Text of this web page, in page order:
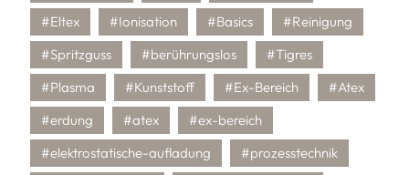
#Eltex #Ionisation #Basics
#Reinigung
#Spritzguss
#berührungslos
#Tigres
#Plasma
#Kunststoff #Ex-Bereich
#Atex
#erdung
#atex
#ex-bereich
#elektrostatische-aufladung
#prozesstechnik